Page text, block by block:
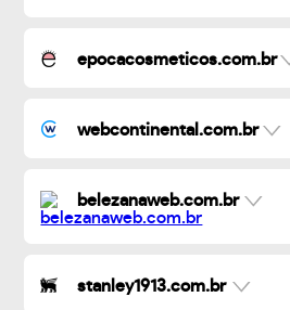
epocacosmeticos.com.br
webcontinental.com.br
belezanaweb.com.br
stanley1913.com.br